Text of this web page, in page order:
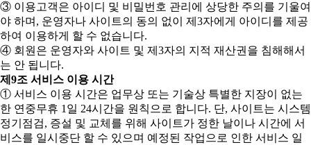
③ 이용고객은 아이디 및 비밀번호 관리에 상당한 주의를 기울여
야 하며, 운영자나 사이트의 동의 없이 제3자에게 아이디를 제공
하여 이용하게 할 수 없습니다.
④ 회원은 운영자와 사이트 및 제3자의 지적 재산권을 침해해서
는 안 됩니다.
제9조 서비스 이용 시간
① 서비스 이용 시간은 업무상 또는 기술상 특별한 지장이 없는
한 연중무휴 1일 24시간을 원칙으로 합니다. 단, 사이트는 시스템
정기점검, 증설 및 교체를 위해 사이트가 정한 날이나 시간에 서
비스를 일시중단 할 수 있으며 예정된 작업으로 인한 서비스 일